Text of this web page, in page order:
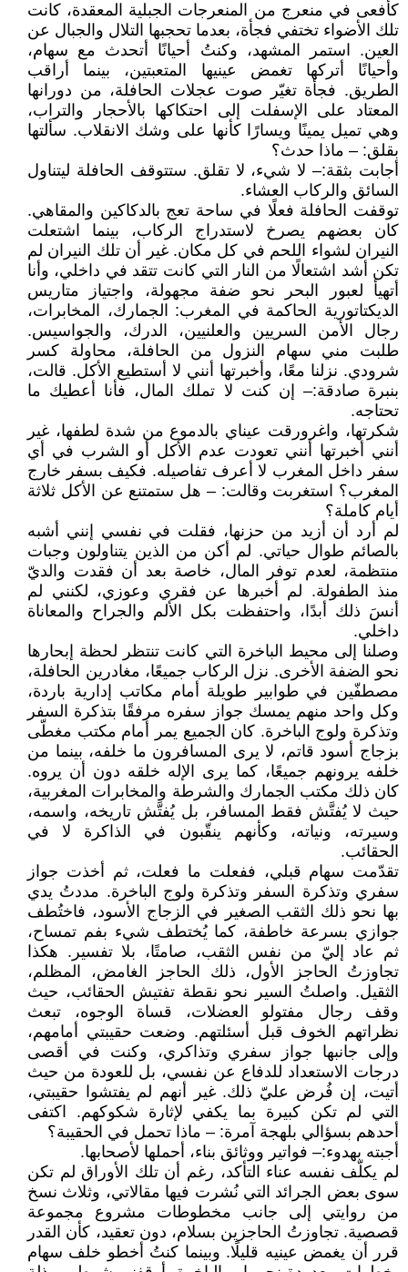
كأفعى في منعرج من المنعرجات الجبلية المعقدة، كانت
تلك الأضواء تختفي فجأة، بعدما تحجبها التلال والجبال عن
العين. استمر المشهد، وكنتُ أحيانًا أتحدث مع سهام،
وأحيانًا أتركها تغمض عينيها المتعبتين، بينما أراقب
الطريق. فجأة تغيّر صوت عجلات الحافلة، من دورانها
المعتاد على الإسفلت إلى احتكاكها بالأحجار والتراب،
وهي تميل يمينًا ويسارًا كأنها على وشك الانقلاب. سألتها
بقلق: – ماذا حدث؟
أجابت بثقة:– لا شيء، لا تقلق. ستتوقف الحافلة ليتناول
السائق والركاب العشاء.
توقفت الحافلة فعلًا في ساحة تعج بالدكاكين والمقاهي.
كان بعضهم يصرخ لاستدراج الركاب، بينما اشتعلت
النيران لشواء اللحم في كل مكان. غير أن تلك النيران لم
تكن أشد اشتعالًا من النار التي كانت تتقد في داخلي، وأنا
أتهيأ لعبور البحر نحو ضفة مجهولة، واجتياز متاريس
الديكتاتورية الحاكمة في المغرب: الجمارك، المخابرات،
رجال الأمن السريين والعلنيين، الدرك، والجواسيس.
طلبت مني سهام النزول من الحافلة، محاولة كسر
شرودي. نزلنا معًا، وأخبرتها أنني لا أستطيع الأكل. قالت،
بنبرة صادقة:– إن كنت لا تملك المال، فأنا أعطيك ما
تحتاجه.
شكرتها، واغرورقت عيناي بالدموع من شدة لطفها، غير
أنني أخبرتها أنني تعودت عدم الأكل أو الشرب في أي
سفر داخل المغرب لا أعرف تفاصيله. فكيف بسفر خارج
المغرب؟ استغربت وقالت: – هل ستمتنع عن الأكل ثلاثة
أيام كاملة؟
لم أرد أن أزيد من حزنها، فقلت في نفسي إنني أشبه
بالصائم طوال حياتي. لم أكن من الذين يتناولون وجبات
منتظمة، لعدم توفر المال، خاصة بعد أن فقدت والديّ
منذ الطفولة. لم أخبرها عن فقري وعوزي، لكنني لم
أنسَ ذلك أبدًا، واحتفظت بكل الألم والجراح والمعاناة
داخلي.
وصلنا إلى محيط الباخرة التي كانت تنتظر لحظة إبحارها
نحو الضفة الأخرى. نزل الركاب جميعًا، مغادرين الحافلة،
مصطفّين في طوابير طويلة أمام مكاتب إدارية باردة،
وكل واحد منهم يمسك جواز سفره مرفقًا بتذكرة السفر
وتذكرة ولوج الباخرة. كان الجميع يمر أمام مكتب مغطّى
بزجاج أسود قاتم، لا يرى المسافرون ما خلفه، بينما من
خلفه يرونهم جميعًا، كما يرى الإله خلقه دون أن يروه.
كان ذلك مكتب الجمارك والشرطة والمخابرات المغربية،
حيث لا يُفتَّش فقط المسافر، بل يُفتَّش تاريخه، واسمه،
وسيرته، ونياته، وكأنهم ينقّبون في الذاكرة لا في
الحقائب.
تقدّمت سهام قبلي، ففعلت ما فعلت، ثم أخذت جواز
سفري وتذكرة السفر وتذكرة ولوج الباخرة. مددتُ يدي
بها نحو ذلك الثقب الصغير في الزجاج الأسود، فاختُطف
جوازي بسرعة خاطفة، كما يُختطف شيء بفم تمساح،
ثم عاد إليّ من نفس الثقب، صامتًا، بلا تفسير. هكذا
تجاوزتُ الحاجز الأول، ذلك الحاجز الغامض، المظلم،
الثقيل. واصلتُ السير نحو نقطة تفتيش الحقائب، حيث
وقف رجال مفتولو العضلات، قساة الوجوه، تبعث
نظراتهم الخوف قبل أسئلتهم. وضعت حقيبتي أمامهم،
وإلى جانبها جواز سفري وتذاكري، وكنت في أقصى
درجات الاستعداد للدفاع عن نفسي، بل للعودة من حيث
أتيت، إن فُرض عليّ ذلك. غير أنهم لم يفتشوا حقيبتي،
التي لم تكن كبيرة بما يكفي لإثارة شكوكهم. اكتفى
أحدهم بسؤالي بلهجة آمرة: – ماذا تحمل في الحقيبة؟
أجبته بهدوء:– فواتير ووثائق بناء، أحملها لأصحابها.
لم يكلّف نفسه عناء التأكد، رغم أن تلك الأوراق لم تكن
سوى بعض الجرائد التي نُشرت فيها مقالاتي، وثلاث نسخ
من روايتي إلى جانب مخطوطات مشروع مجموعة
قصصية. تجاوزتُ الحاجزين بسلام، دون تعقيد، كأن القدر
قرر أن يغمض عينيه قليلًا. وبينما كنتُ أخطو خلف سهام